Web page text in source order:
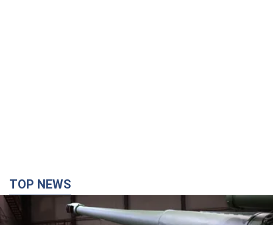
TOP NEWS